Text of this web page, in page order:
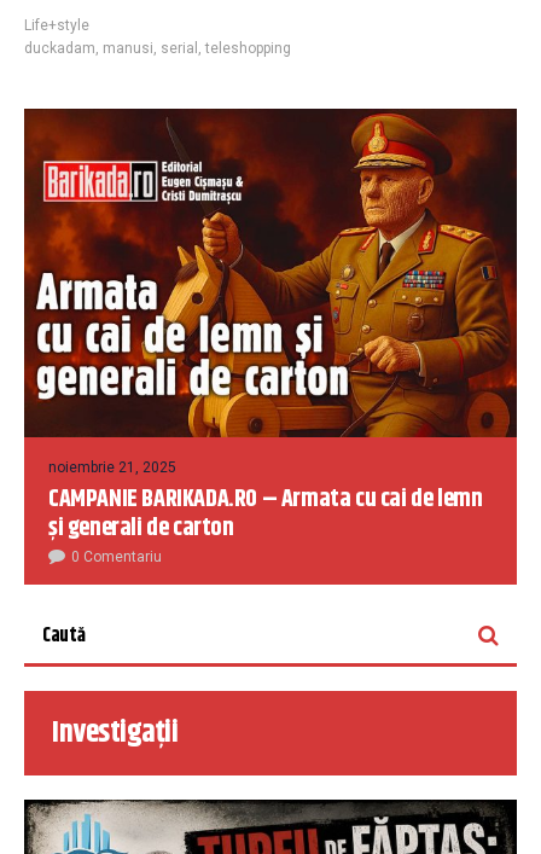
Life+style
duckadam, manusi, serial ,teleshopping
noiembrie 21, 2025
CAMPANIE BARIKADA.RO – Armata cu cai de lemn
și generali de carton
0 Comentariu
Investigații